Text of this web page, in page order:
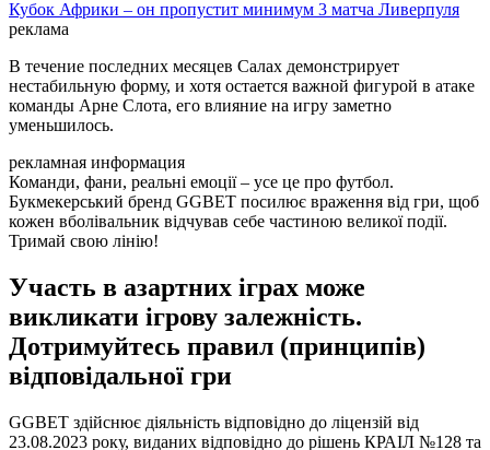
Кубок Африки – он пропустит минимум 3 матча Ливерпуля
реклама
В течение последних месяцев Салах демонстрирует
нестабильную форму, и хотя остается важной фигурой в атаке
команды Арне Слота, его влияние на игру заметно
уменьшилось.
рекламная информация
Команди, фани, реальні емоції – усе це про футбол.
Букмекерський бренд GGBET посилює враження від гри, щоб
кожен вболівальник відчував себе частиною великої події.
Тримай свою лінію!
Участь в азартних іграх може
викликати ігрову залежність.
Дотримуйтесь правил (принципів)
відповідальної гри
GGBET здійснює діяльність відповідно до ліцензій від
23.08.2023 року, виданих відповідно до рішень КРАІЛ №128 та